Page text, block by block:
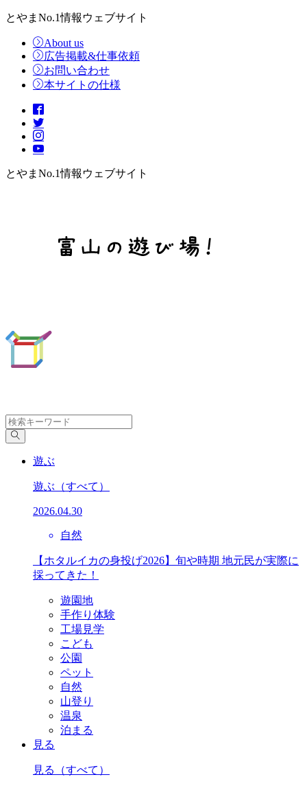
とやまNo.1情報ウェブサイト
About us
広告掲載&仕事依頼
お問い合わせ
本サイトの仕様
とやまNo.1情報ウェブサイト
遊ぶ
遊ぶ （すべて）
2026.04.30
自然
【ホタルイカの身投げ2026】旬や時期 地元民が実際に
採ってきた！
遊園地
手作り体験
工場見学
こども
公園
ペット
自然
山登り
温泉
泊まる
見る
見る （すべて）